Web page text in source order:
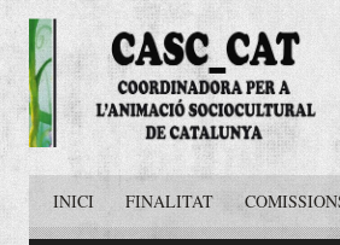
INICI FINALITAT